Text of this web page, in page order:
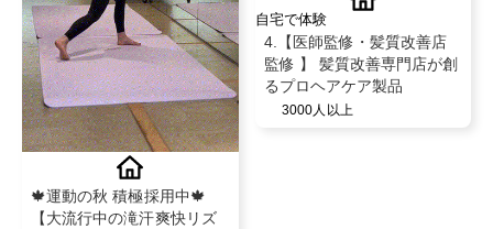
🍁運動の秋 積極採用中🍁
【大流行中の滝汗爽快リズ
自宅で体験
4.【医師監修・髪質改善店
監修 】 髪質改善専門店が創
るプロヘアケア製品
3000人以上